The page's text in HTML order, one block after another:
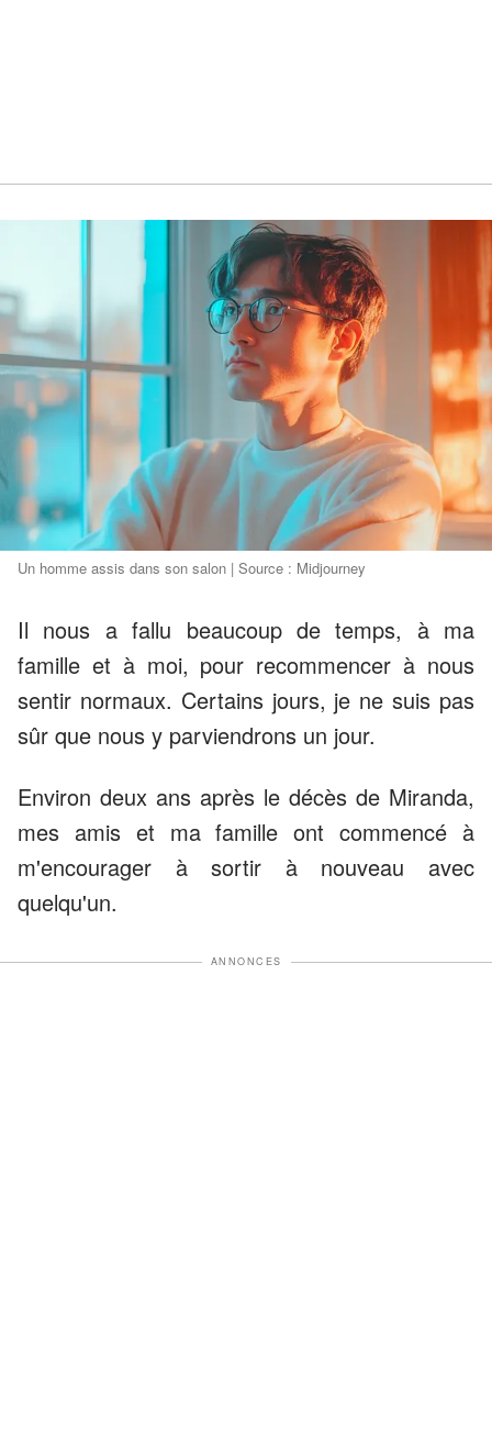
Un homme assis dans son salon | Source : Midjourney
Il nous a fallu beaucoup de temps, à ma
famille et à moi, pour recommencer à nous
sentir normaux. Certains jours, je ne suis pas
sûr que nous y parviendrons un jour.
Environ deux ans après le décès de Miranda,
mes amis et ma famille ont commencé à
m'encourager à sortir à nouveau avec
quelqu'un.
ANNONCES